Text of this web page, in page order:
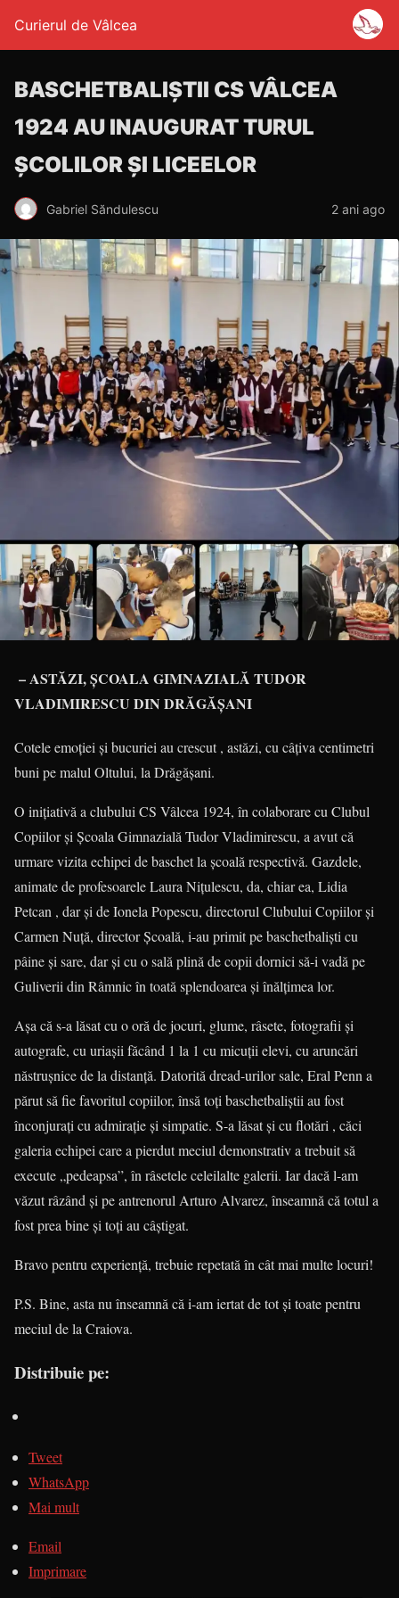
Curierul de Vâlcea
BASCHETBALIȘTII CS VÂLCEA
1924 AU INAUGURAT TURUL
ȘCOLILOR ȘI LICEELOR
Gabriel Săndulescu 2 ani ago
– ASTĂZI, ȘCOALA GIMNAZIALĂ TUDOR
VLADIMIRESCU DIN DRĂGĂȘANI
Cotele emoției și bucuriei au crescut , astăzi, cu câțiva centimetri
buni pe malul Oltului, la Drăgășani.
O inițiativă a clubului CS Vâlcea 1924, în colaborare cu Clubul
Copiilor și Școala Gimnazială Tudor Vladimirescu, a avut că
urmare vizita echipei de baschet la școală respectivă. Gazdele,
animate de profesoarele Laura Nițulescu, da, chiar ea, Lidia
Petcan , dar și de Ionela Popescu, directorul Clubului Copiilor și
Carmen Nuță, director Școală, i-au primit pe baschetbaliști cu
pâine și sare, dar și cu o sală plină de copii dornici să-i vadă pe
Guliverii din Râmnic în toată splendoarea și înălțimea lor.
Așa că s-a lăsat cu o oră de jocuri, glume, râsete, fotografii și
autografe, cu uriașii făcând 1 la 1 cu micuții elevi, cu aruncări
năstrușnice de la distanță. Datorită dread-urilor sale, Eral Penn a
părut să fie favoritul copiilor, însă toți baschetbaliștii au fost
înconjurați cu admirație și simpatie. S-a lăsat și cu flotări , căci
galeria echipei care a pierdut meciul demonstrativ a trebuit să
execute „pedeapsa”, în râsetele celeilalte galerii. Iar dacă l-am
văzut râzând și pe antrenorul Arturo Alvarez, înseamnă că totul a
fost prea bine și toți au câștigat.
Bravo pentru experiență, trebuie repetată în cât mai multe locuri!
P.S. Bine, asta nu înseamnă că i-am iertat de tot și toate pentru
meciul de la Craiova.
Distribuie pe:
Tweet
WhatsApp
Mai mult
Email
Imprimare